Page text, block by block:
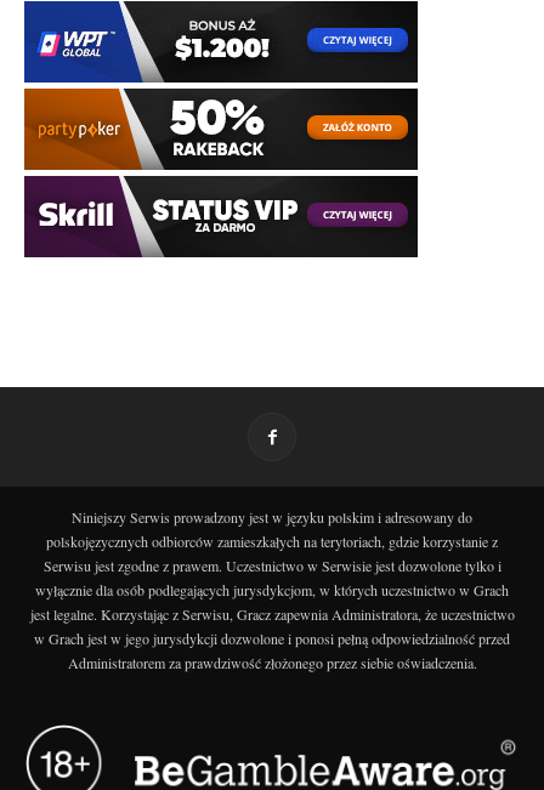
Niniejszy Serwis prowadzony jest w języku polskim i adresowany do
polskojęzycznych odbiorców zamieszkałych na terytoriach, gdzie korzystanie z
Serwisu jest zgodne z prawem. Uczestnictwo w Serwisie jest dozwolone tylko i
wyłącznie dla osób podlegających jurysdykcjom, w których uczestnictwo w Grach
jest legalne. Korzystając z Serwisu, Gracz zapewnia Administratora, że uczestnictwo
w Grach jest w jego jurysdykcji dozwolone i ponosi pełną odpowiedzialność przed
Administratorem za prawdziwość złożonego przez siebie oświadczenia.